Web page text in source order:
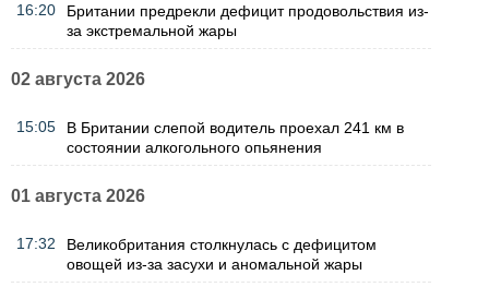
16:20
Британии предрекли дефицит продовольствия из-
за экстремальной жары
02 августа 2026
15:05
В Британии слепой водитель проехал 241 км в
состоянии алкогольного опьянения
01 августа 2026
17:32
Великобритания столкнулась с дефицитом
овощей из-за засухи и аномальной жары